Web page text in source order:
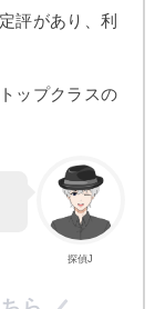
評があり、利
ップクラスの
探偵J